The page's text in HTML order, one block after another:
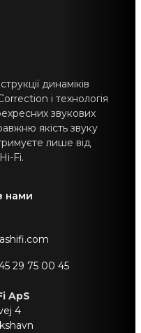
динаміків
і технологія
звукових
якість звуку
лише від
Fi.
нами
29 75 00 45
ApS
4